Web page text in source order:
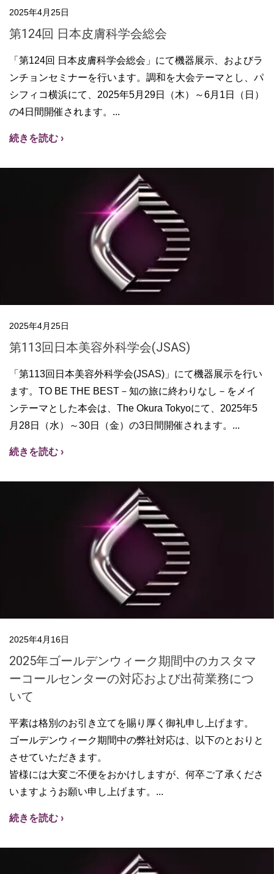
第124回 日本皮膚科学会総会
2025年4月25日
「第124回 日本皮膚科学会総会」にて機器展示、およびラ
ンチョンセミナーを行います。調和を大会テーマとし、パ
シフィコ横浜にて、2025年5月29日（木）～6月1日（日）
の4日間開催されます。
続きを読む ›
第113回日本美容外科学会(JSAS)
2025年4月25日
「第113回日本美容外科学会(JSAS)」にて機器展示を行い
ます。TO BE THE BEST－知の旅に終わりなし－をメイ
ンテーマとした本会は、The Okura Tokyoにて、2025年5
月28日（水）～30日（金）の3日間開催されます。
続きを読む ›
2025年ゴールデンウィーク期間中のカスタマ
ーコールセンターの対応および出荷業務につ
いて
2025年4月16日
平素は格別のお引き立てを賜り厚く御礼申し上げます。
ゴールデンウィーク期間中の弊社対応は、以下のとおりと
させていただきます。
皆様には大変ご不便をおかけしますが、何卒ご了承くださ
いますようお願い申し上げます。
続きを読む ›